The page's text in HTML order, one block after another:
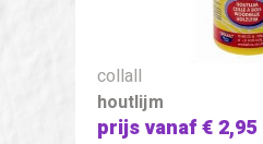
collall
houtlijm
prijs vanaf€ 2,95